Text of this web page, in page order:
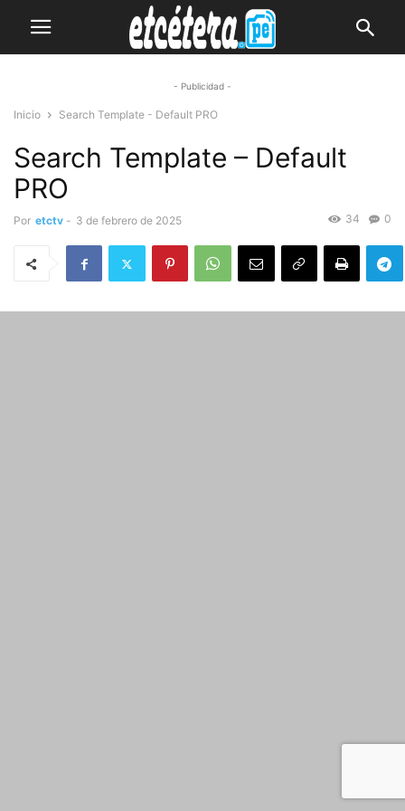
- Publicidad -
Inicio Search Template - Default PRO
Search Template – Default
PRO
Por etctv - 3 de febrero de 2025 0
34